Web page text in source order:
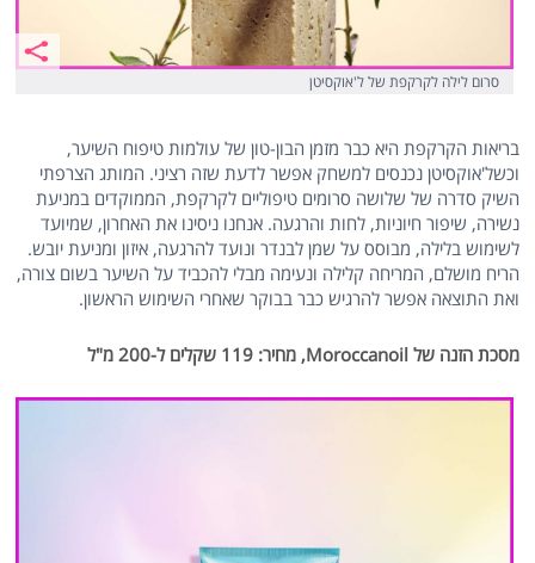
סרום לילה לקרקפת של ל'אוקסיטן
בריאות הקרקפת היא כבר מזמן הבון-טון של עולמות טיפוח השיער,
וכשל'אוקסיטן נכנסים למשחק אפשר לדעת שזה רציני. המותג הצרפתי
השיק סדרה של שלושה סרומים טיפוליים לקרקפת, הממוקדים במניעת
נשירה, שיפור חיוניות, לחות והרגעה. אנחנו ניסינו את האחרון, שמיועד
לשימוש בלילה, מבוסס על שמן לבנדר ונועד להרגעה, איזון ומניעת יובש.
הריח מושלם, המריחה קלילה ונעימה מבלי להכביד על השיער בשום צורה,
ואת התוצאה אפשר להרגיש כבר בבוקר שאחרי השימוש הראשון.
מסכת הזנה של Moroccanoil, מחיר: 119 שקלים ל-200 מ"ל